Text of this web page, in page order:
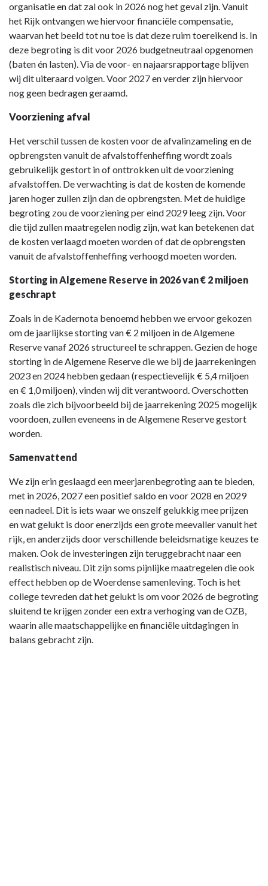
organisatie en dat zal ook in 2026 nog het geval zijn. Vanuit
het Rijk ontvangen we hiervoor financiële compensatie,
waarvan het beeld tot nu toe is dat deze ruim toereikend is. In
deze begroting is dit voor 2026 budgetneutraal opgenomen
(baten én lasten). Via de voor- en najaarsrapportage blijven
wij dit uiteraard volgen. Voor 2027 en verder zijn hiervoor
nog geen bedragen geraamd.
Voorziening afval
Het verschil tussen de kosten voor de afvalinzameling en de
opbrengsten vanuit de afvalstoffenheffing wordt zoals
gebruikelijk gestort in of onttrokken uit de voorziening
afvalstoffen. De verwachting is dat de kosten de komende
jaren hoger zullen zijn dan de opbrengsten. Met de huidige
begroting zou de voorziening per eind 2029 leeg zijn. Voor
die tijd zullen maatregelen nodig zijn, wat kan betekenen dat
de kosten verlaagd moeten worden of dat de opbrengsten
vanuit de afvalstoffenheffing verhoogd moeten worden.
Storting in Algemene Reserve in 2026 van € 2 miljoen
geschrapt
Zoals in de Kadernota benoemd hebben we ervoor gekozen
om de jaarlijkse storting van € 2 miljoen in de Algemene
Reserve vanaf 2026 structureel te schrappen. Gezien de hoge
storting in de Algemene Reserve die we bij de jaarrekeningen
2023 en 2024 hebben gedaan (respectievelijk € 5,4 miljoen
en € 1,0 miljoen), vinden wij dit verantwoord. Overschotten
zoals die zich bijvoorbeeld bij de jaarrekening 2025 mogelijk
voordoen, zullen eveneens in de Algemene Reserve gestort
worden.
Samenvattend
We zijn erin geslaagd een meerjarenbegroting aan te bieden,
met in 2026, 2027 een positief saldo en voor 2028 en 2029
een nadeel. Dit is iets waar we onszelf gelukkig mee prijzen
en wat gelukt is door enerzijds een grote meevaller vanuit het
rijk, en anderzijds door verschillende beleidsmatige keuzes te
maken. Ook de investeringen zijn teruggebracht naar een
realistisch niveau. Dit zijn soms pijnlijke maatregelen die ook
effect hebben op de Woerdense samenleving. Toch is het
college tevreden dat het gelukt is om voor 2026 de begroting
sluitend te krijgen zonder een extra verhoging van de OZB,
waarin alle maatschappelijke en financiële uitdagingen in
balans gebracht zijn.